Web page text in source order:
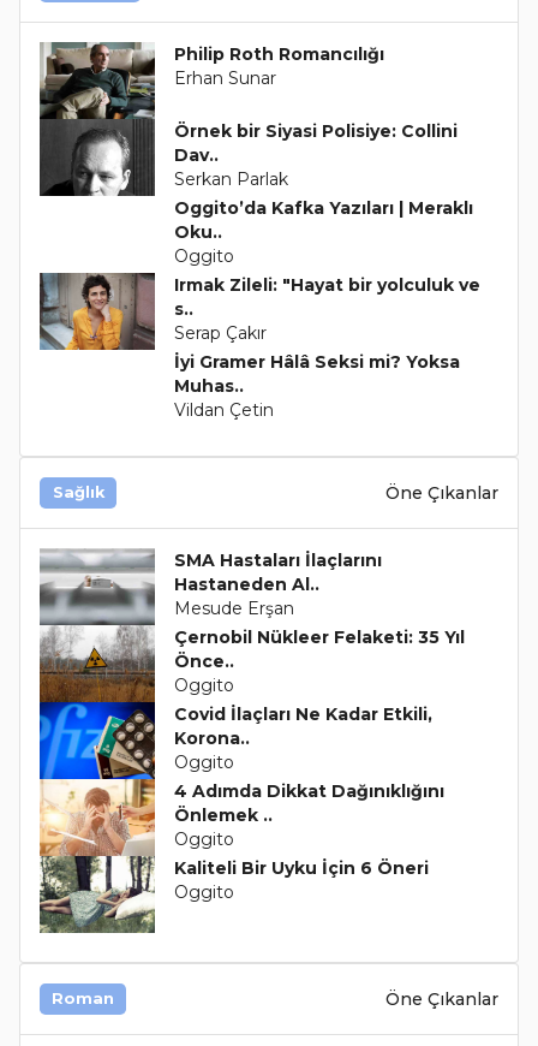
Philip Roth Romancılığı
Erhan Sunar
Örnek bir Siyasi Polisiye: Collini
Dav..
Serkan Parlak
Oggito’da Kafka Yazıları | Meraklı
Oku..
Oggito
Irmak Zileli: "Hayat bir yolculuk ve
s..
Serap Çakır
İyi Gramer Hâlâ Seksi mi? Yoksa
Muhas..
Vildan Çetin
Sağlık Öne Çıkanlar
SMA Hastaları İlaçlarını
Hastaneden Al..
Mesude Erşan
Çernobil Nükleer Felaketi: 35 Yıl
Önce..
Oggito
Covid İlaçları Ne Kadar Etkili,
Korona..
Oggito
4 Adımda Dikkat Dağınıklığını
Önlemek ..
Oggito
Kaliteli Bir Uyku İçin 6 Öneri
Oggito
Roman Öne Çıkanlar